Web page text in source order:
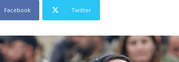
Facebook Twitter